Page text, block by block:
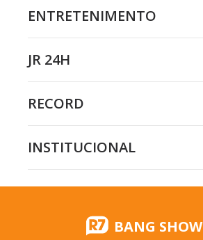
ENTRETENIMENTO
JR 24H
RECORD
INSTITUCIONAL
BANG